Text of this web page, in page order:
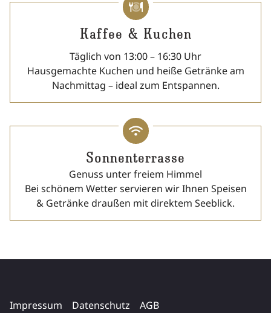
Kaffee & Kuchen
Täglich von 13:00 – 16:30 Uhr
Hausgemachte Kuchen und heiße Getränke am
Nachmittag – ideal zum Entspannen.
Sonnenterrasse
Genuss unter freiem Himmel
Bei schönem Wetter servieren wir Ihnen Speisen
& Getränke draußen mit direktem Seeblick.
Impressum Datenschutz
AGB